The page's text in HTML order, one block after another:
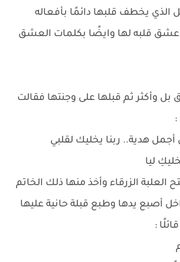
الذي يخطف قلبها دائمًا بأفعاله
قلبه لها وايضًا بكلمات العشق
بل وأكثر ثم قبلها على وجنتها فقالت
:
هدية.. ربنا يخليك لقلبي
ليا
العلبة الزرقاء وأخذ منها ذلك الخاتم
أصبع يدها وطبع قبلة حانية عليها
: